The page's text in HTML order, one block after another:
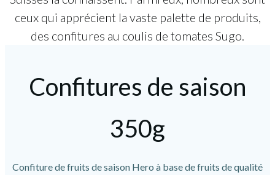
ceux qui apprécient la vaste palette de produits,
des confitures au coulis de tomates Sugo.
Confitures de saison
350g
Confiture de fruits de saison Hero à base de fruits de qualité